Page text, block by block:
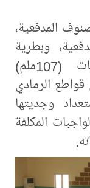
المدفعية،
وبطرية
هاونات خفيفة، وبطرية راجمات (107ملم)
الرمادي
وجديتها
المكلفة